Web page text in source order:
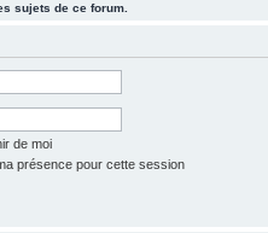
sujets de ce forum.
de moi
présence pour cette session